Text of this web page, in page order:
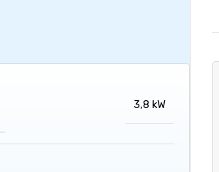
3,8 kW